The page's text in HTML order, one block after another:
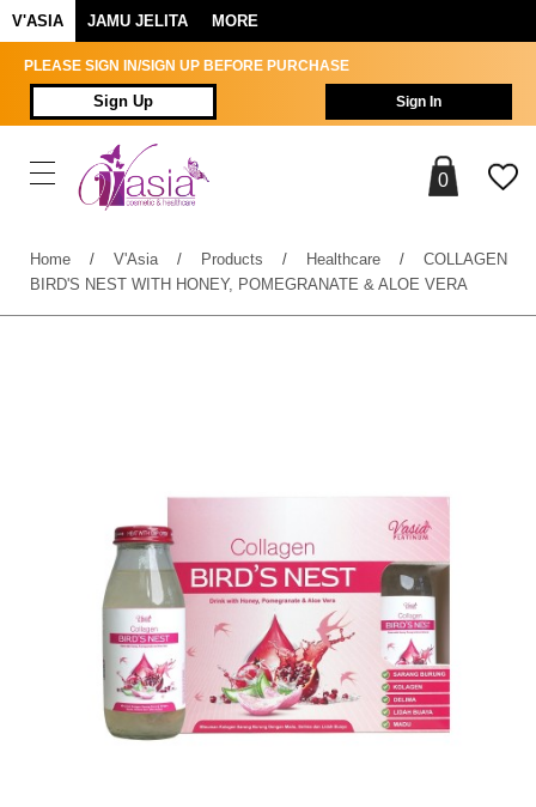
V'ASIA JAMU JELITA MORE
PLEASE SIGN IN/SIGN UP BEFORE PURCHASE
Sign Up Sign In
0
Home / V'Asia / Products / Healthcare / COLLAGEN
BIRD'S NEST WITH HONEY, POMEGRANATE & ALOE VERA